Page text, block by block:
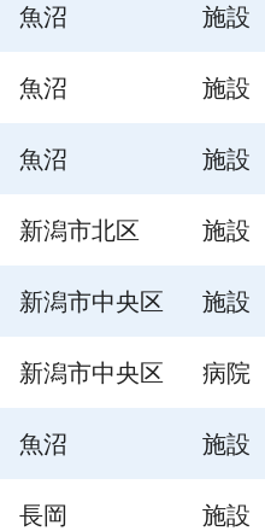
魚沼 施設
魚沼 施設
魚沼 施設
新潟市北区 施設
新潟市中央区 施設
新潟市中央区 病院
魚沼 施設
長岡 施設